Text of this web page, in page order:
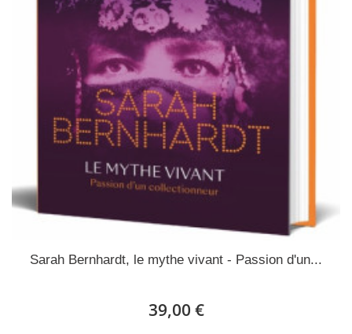
Sarah Bernhardt, le mythe vivant - Passion d'un...
39,00 €